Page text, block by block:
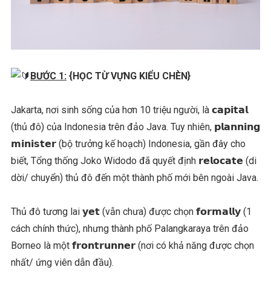
BƯỚC 1: {HỌC TỪ VỰNG KIỂU CHÈN}
Jakarta, nơi sinh sống của hơn 10 triệu người, là 𝗰𝗮𝗽𝗶𝘁𝗮𝗹
(thủ đô) của Indonesia trên đảo Java. Tuy nhiên, 𝗽𝗹𝗮𝗻𝗻𝗶𝗻𝗴
𝗺𝗶𝗻𝗶𝘀𝘁𝗲𝗿 (bộ trưởng kế hoạch) Indonesia, gần đây cho
biết, Tổng thống Joko Widodo đã quyết định 𝗿𝗲𝗹𝗼𝗰𝗮𝘁𝗲 (di
dời/ chuyển) thủ đô đến một thành phố mới bên ngoài Java.
Thủ đô tương lai 𝘆𝗲𝘁 (vẫn chưa) được chọn 𝗳𝗼𝗿𝗺𝗮𝗹𝗹𝘆 (1
cách chính thức), nhưng thành phố Palangkaraya trên đảo
Borneo là một 𝗳𝗿𝗼𝗻𝘁𝗿𝘂𝗻𝗻𝗲𝗿 (nơi có khả năng được chọn
nhất/ ứng viên dẫn đầu).